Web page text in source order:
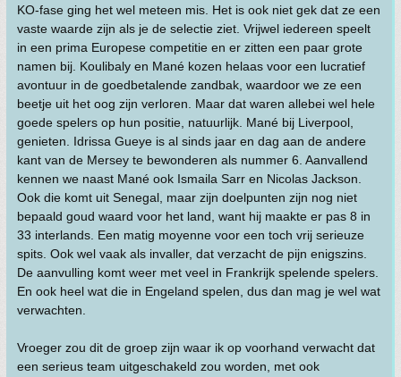
KO-fase ging het wel meteen mis. Het is ook niet gek dat ze een
vaste waarde zijn als je de selectie ziet. Vrijwel iedereen speelt
in een prima Europese competitie en er zitten een paar grote
namen bij. Koulibaly en Mané kozen helaas voor een lucratief
avontuur in de goedbetalende zandbak, waardoor we ze een
beetje uit het oog zijn verloren. Maar dat waren allebei wel hele
goede spelers op hun positie, natuurlijk. Mané bij Liverpool,
genieten. Idrissa Gueye is al sinds jaar en dag aan de andere
kant van de Mersey te bewonderen als nummer 6. Aanvallend
kennen we naast Mané ook Ismaila Sarr en Nicolas Jackson.
Ook die komt uit Senegal, maar zijn doelpunten zijn nog niet
bepaald goud waard voor het land, want hij maakte er pas 8 in
33 interlands. Een matig moyenne voor een toch vrij serieuze
spits. Ook wel vaak als invaller, dat verzacht de pijn enigszins.
De aanvulling komt weer met veel in Frankrijk spelende spelers.
En ook heel wat die in Engeland spelen, dus dan mag je wel wat
verwachten.
Vroeger zou dit de groep zijn waar ik op voorhand verwacht dat
een serieus team uitgeschakeld zou worden, met ook